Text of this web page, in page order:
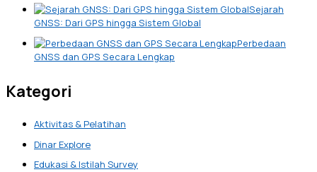
Sejarah
GNSS: Dari GPS hingga Sistem Global
Perbedaan
GNSS dan GPS Secara Lengkap
Kategori
Aktivitas & Pelatihan
Dinar Explore
Edukasi & Istilah Survey